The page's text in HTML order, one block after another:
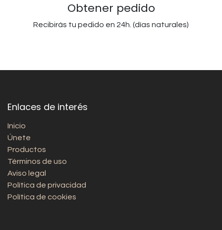
Obtener pedido
Recibirás tu pedido en 24h. (días naturales)
Enlaces de interés
Inicio
Únete
Productos
Términos de uso
Aviso legal
Política de privacidad
Política de cookies